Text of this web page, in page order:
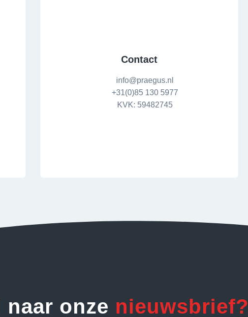
Contact
info@praegus.nl
+31(0)85 130 5977
KVK: 59482745
naar onze nieuwsbrief?